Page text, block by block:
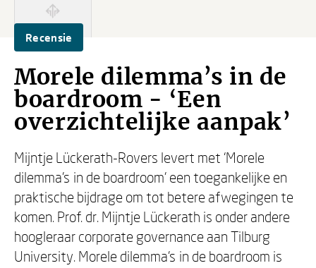
Recensie
Morele dilemma’s in de
boardroom - ‘Een
overzichtelijke aanpak’
Mijntje Lückerath-Rovers levert met ‘Morele
dilemma’s in de boardroom’ een toegankelijke en
praktische bijdrage om tot betere afwegingen te
komen. Prof. dr. Mijntje Lückerath is onder andere
hoogleraar corporate governance aan Tilburg
University. Morele dilemma’s in de boardroom is